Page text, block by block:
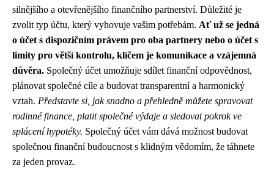
silnějšího a otevřenějšího finančního partnerství. Důležité je
zvolit typ účtu, který vyhovuje vašim potřebám. Ať už se jedná
o účet s dispozičním právem pro oba partnery nebo o účet s
limity pro větší kontrolu, klíčem je komunikace a vzájemná
důvěra. Společný účet umožňuje sdílet finanční odpovědnost,
plánovat společné cíle a budovat transparentní a harmonický
vztah. Představte si, jak snadno a přehledně můžete spravovat
rodinné finance, platit společné výdaje a sledovat pokrok ve
splácení hypotéky. Společný účet vám dává možnost budovat
společnou finanční budoucnost s klidným vědomím, že táhnete
za jeden provaz.